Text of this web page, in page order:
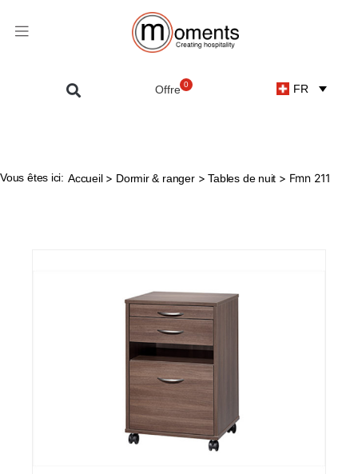
0 FR
Vous êtes ici: Accueil> Dormir & ranger>Tables de nuit > Fmn 211